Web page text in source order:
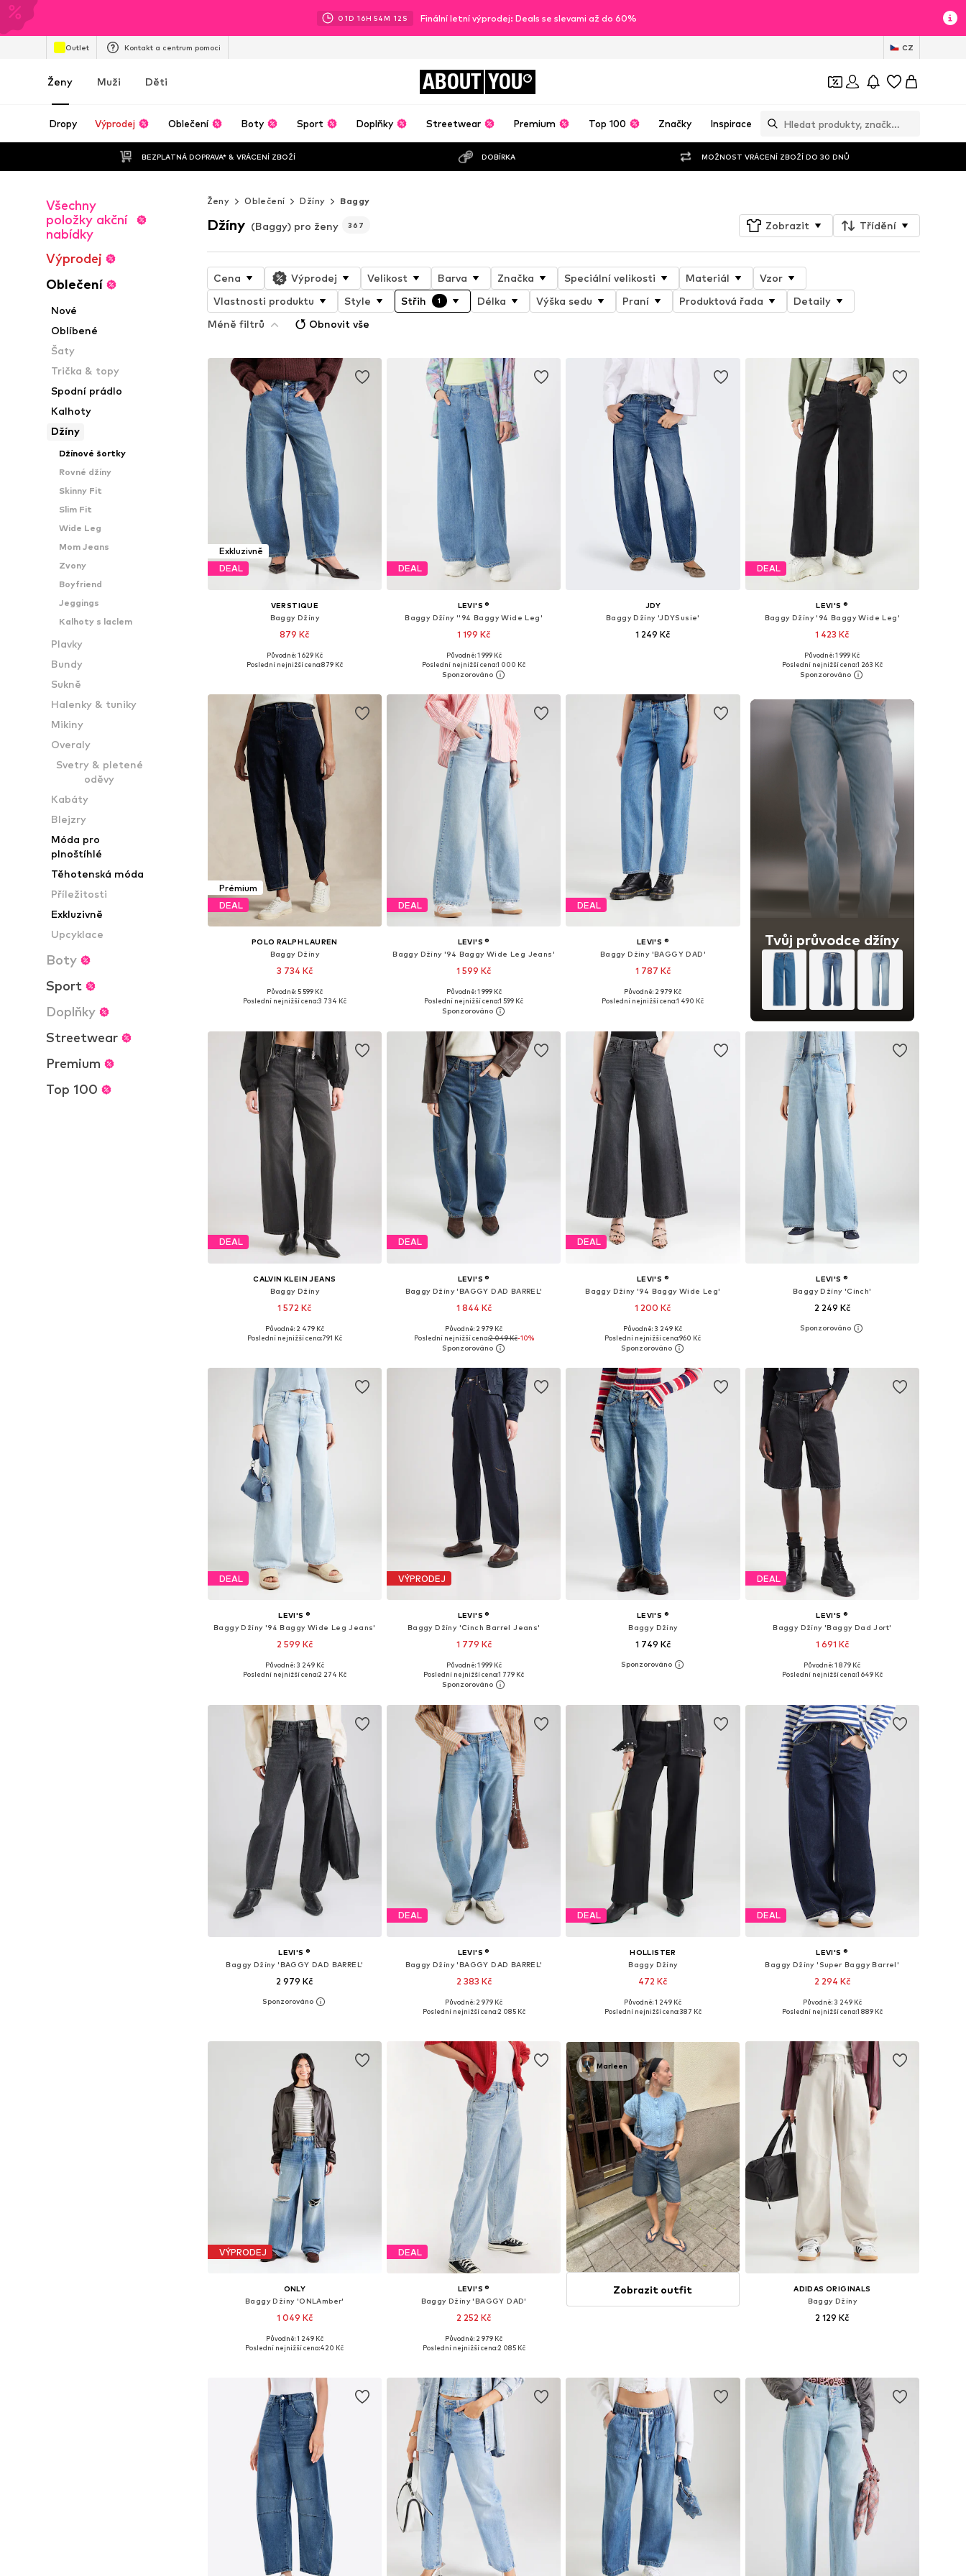
01D 16H 54M 08S Finální letní výprodej: Deals se slevami až do 60%
Outlet Kontakt a centrum pomoci CZ
Ženy Muži Děti ABOUT YOU
Dropy Výprodej Oblečení Boty Sport Doplňky Streetwear Premium Top 100 Značky Inspirace
BEZPLATNÁ DOPRAVA* & VRÁCENÍ ZBOŽÍ DOBÍRKA MOŽNOST VRÁCENÍ ZBOŽÍ DO 30 DNŮ
Všechny
položky akční
nabídky
Výprodej
Oblečení
Nové
Oblíbené
Šaty
Trička & topy
Spodní prádlo
Kalhoty
Džíny
Džínové šortky
Rovné džíny
Skinny Fit
Slim Fit
Wide Leg
Mom Jeans
Zvony
Boyfriend
Jeggings
Kalhoty s laclem
Plavky
Bundy
Sukně
Halenky & tuniky
Mikiny
Overaly
Svetry & pletené
oděvy
Kabáty
Blejzry
Móda pro
plnoštíhlé
Těhotenská móda
Příležitosti
Exkluzivně
Upcyklace
Boty
Sport
Doplňky
Streetwear
Premium
Top 100
Ženy Oblečení Džíny Baggy
Džíny (Baggy) pro ženy 367 Zobrazit Třídění
Cena Výprodej Velikost Barva Značka Speciální velikosti Materiál
Vzor
Vlastnosti produktu
Style Střih 1 Délka Výška sedu Praní Produktová řada
Detaily
Méně filtrů
Obnovit vše
Exkluzivně
DEAL
VERSTIQUE
Baggy Džíny
879 Kč
Dostupné v mnoha velikostech
Původně: 1 629 Kč
Poslední nejnižší cena:879 Kč
DEAL
LEVI'S ®
Baggy Džíny ''94 Baggy Wide Leg'
1 199 Kč
+ 3
Dostupné v mnoha velikostech
Přidat do košíku
Původně: 1 999 Kč
Poslední nejnižší cena:1 000 Kč
JDY
Baggy Džíny 'JDYSusie'
1 249 Kč
DEAL
LEVI'S ®
Baggy Džíny '94 Baggy Wide Leg'
1 423 Kč
+ 3
Dostupné v mnoha velikostech
Přidat do košíku
Původně: 1 999 Kč
Poslední nejnižší cena:1 263 Kč
Prémium
DEAL
POLO RALPH LAUREN
Baggy Džíny
3 734 Kč
Původně: 5 599 Kč
Poslední nejnižší cena:3 734 Kč
DEAL
LEVI'S ®
Baggy Džíny '94 Baggy Wide Leg Jeans'
1 599 Kč
+ 3
Dostupné v mnoha velikostech
Přidat do košíku
Původně: 1 999 Kč
Poslední nejnižší cena:1 599 Kč
DEAL
LEVI'S ®
Baggy Džíny 'BAGGY DAD'
1 787 Kč
Dostupné v mnoha velikostech
Původně: 2 979 Kč
Poslední nejnižší cena:1 490 Kč
Tvůj průvodce džíny
DEAL
CALVIN KLEIN JEANS
Baggy Džíny
1 572 Kč
Původně: 2 479 Kč
Poslední nejnižší cena:791 Kč
DEAL
LEVI'S ®
Baggy Džíny 'BAGGY DAD BARREL'
1 844 Kč
Dostupné v mnoha velikostech
Přidat do košíku
Původně: 2 979 Kč
Poslední nejnižší cena:2 049 Kč-10%
DEAL
LEVI'S ®
Baggy Džíny '94 Baggy Wide Leg'
1 200 Kč
+ 3
Dostupné v mnoha velikostech
Přidat do košíku
Původně: 3 249 Kč
Poslední nejnižší cena:960 Kč
LEVI'S ®
Baggy Džíny 'Cinch'
2 249 Kč
Dostupné v mnoha velikostech
DEAL
LEVI'S ®
Baggy Džíny '94 Baggy Wide Leg Jeans'
2 599 Kč
+3
Dostupné v mnoha velikostech
Původně: 3 249 Kč
Poslední nejnižší cena:2 274 Kč
VÝPRODEJ
LEVI'S ®
Baggy Džíny 'Cinch Barrel Jeans'
1 779 Kč
Dostupné v mnoha velikostech
Přidat do košíku
Původně: 1 999 Kč
Poslední nejnižší cena:1 779 Kč
LEVI'S ®
Baggy Džíny
1 749 Kč
+ 1
Dostupné v mnoha velikostech
DEAL
LEVI'S ®
Baggy Džíny 'Baggy Dad Jort'
1 691 Kč
Dostupné v mnoha velikostech
Původně: 1 879 Kč
Poslední nejnižší cena:1 649 Kč
LEVI'S ®
Baggy Džíny 'BAGGY DAD BARREL'
2 979 Kč
Dostupné v mnoha velikostech
DEAL
LEVI'S ®
Baggy Džíny 'BAGGY DAD BARREL'
2 383 Kč
Dostupné v mnoha velikostech
Původně: 2 979 Kč
Poslední nejnižší cena:2 085 Kč
DEAL
HOLLISTER
Baggy Džíny
472 Kč
Dostupné v mnoha velikostech
Původně: 1 249 Kč
Poslední nejnižší cena:387 Kč
DEAL
LEVI'S ®
Baggy Džíny 'Super Baggy Barrel'
2 294 Kč
Dostupné v mnoha velikostech
Původně: 3 249 Kč
Poslední nejnižší cena:1 889 Kč
VÝPRODEJ
ONLY
Baggy Džíny 'ONLAmber'
1 049 Kč
Dostupné v mnoha velikostech
Původně: 1 249 Kč
Poslední nejnižší cena:420 Kč
DEAL
LEVI'S ®
Baggy Džíny 'BAGGY DAD'
2 252 Kč
Dostupné v mnoha velikostech
Původně: 2 979 Kč
Poslední nejnižší cena:2 085 Kč
Marleen
Zobrazit outfit
ADIDAS ORIGINALS
Baggy Džíny
2 129 Kč